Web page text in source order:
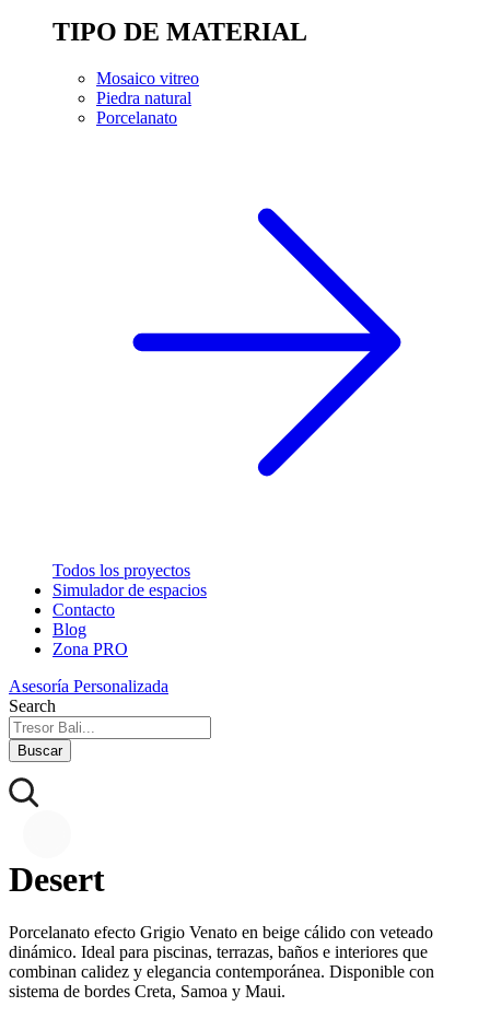
TIPO DE MATERIAL
Mosaico vitreo
Piedra natural
Porcelanato
Todos los proyectos
Simulador de espacios
Contacto
Blog
Zona PRO
Asesoría Personalizada
Search
Buscar
Desert
Porcelanato efecto Grigio Venato en beige cálido con veteado
dinámico. Ideal para piscinas, terrazas, baños e interiores que
combinan calidez y elegancia contemporánea. Disponible con
sistema de bordes Creta, Samoa y Maui.